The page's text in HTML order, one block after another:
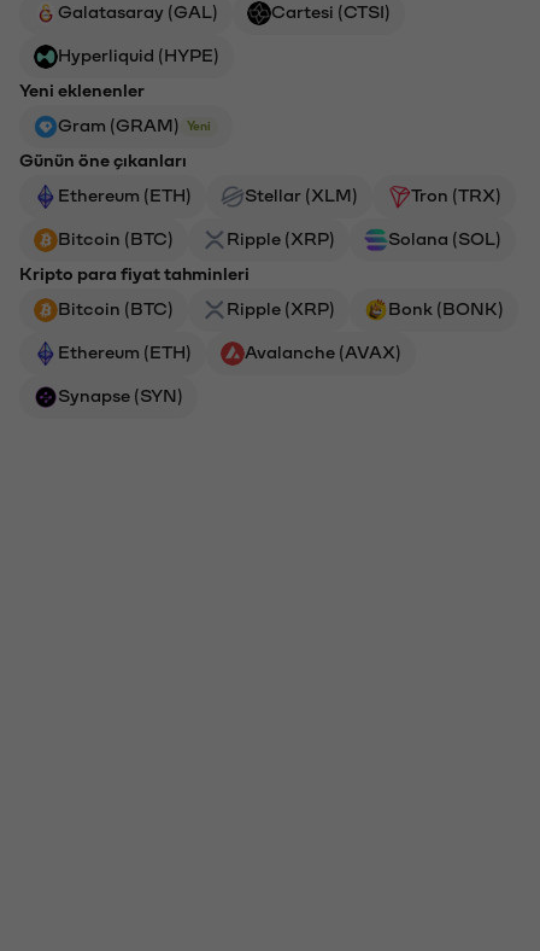
Galatasaray (GAL) Cartesi (CTSI)
Hyperliquid (HYPE)
Yeni eklenenler
Gram (GRAM)
Yeni
Günün öne çıkanları
Ethereum (ETH)
Stellar (XLM) Tron (TRX)
Bitcoin (BTC) Ripple (XRP)
Solana (SOL)
Kripto para fiyat tahminleri
Bitcoin (BTC)
Ripple (XRP) Bonk (BONK)
Ethereum (ETH) Avalanche (AVAX)
Synapse (SYN)